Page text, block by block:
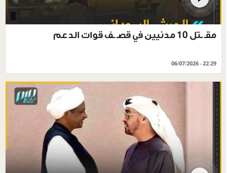
مقـ ـتل 10 مدنيين في قصـ ـف قوات الدعم
06/07/2026 - 22:29